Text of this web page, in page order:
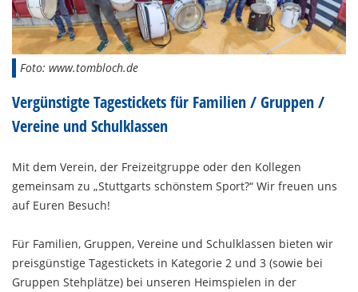
Foto: www.tombloch.de
Vergünstigte Tagestickets für Familien / Gruppen /
Vereine und Schulklassen
Mit dem Verein, der Freizeitgruppe oder den Kollegen
gemeinsam zu „Stuttgarts schönstem Sport?“ Wir freuen uns
auf Euren Besuch!
Für Familien, Gruppen, Vereine und Schulklassen bieten wir
preisgünstige Tagestickets in Kategorie 2 und 3 (sowie bei
Gruppen Stehplätze) bei unseren Heimspielen in der